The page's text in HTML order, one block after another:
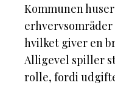
Kommunen
hvilket giver en
Alligevel spiller
rolle, fordi